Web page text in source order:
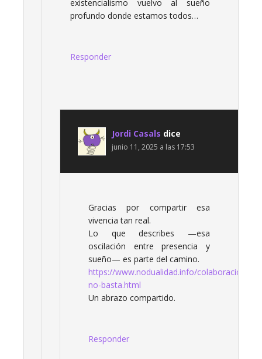
existencialismo vuelvo al sueño
profundo donde estamos todos…
Responder
Jordi Casals dice
junio 11, 2025 a las 17:53
Gracias por compartir esa
vivencia tan real.
Lo que describes —esa
oscilación entre presencia y
sueño— es parte del camino.
https://www.nodualidad.info/colaboraciones/
no-basta.html
Un abrazo compartido.
Responder